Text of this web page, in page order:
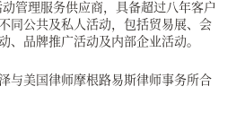
管理服务供应商，具备超过八年客户
同公共及私人活动，包括贸易展、会
、品牌推广活动及内部企业活动。
与美国律师摩根路易斯律师事务所合